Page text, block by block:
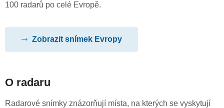
100 radarů po celé Evropě.
Zobrazit snímek Evropy
O radaru
Radarové snímky znázorňují místa, na kterých se vyskytují